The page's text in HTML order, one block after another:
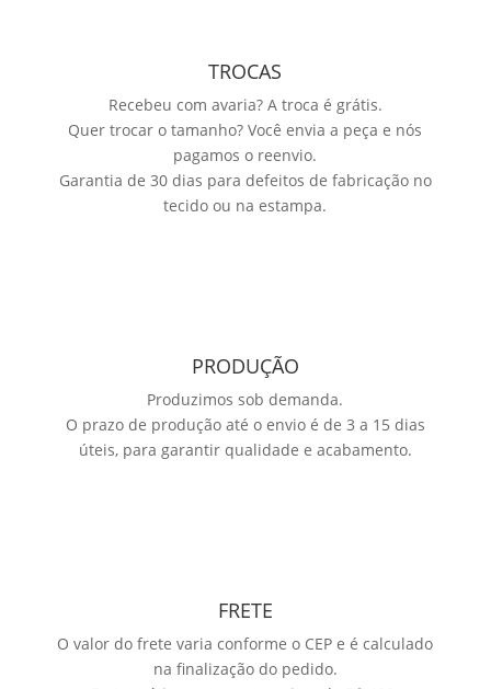
TROCAS
Recebeu com avaria? A troca é grátis.
Quer trocar o tamanho? Você envia a peça e nós
pagamos o reenvio.
Garantia de 30 dias para defeitos de fabricação no
tecido ou na estampa.
PRODUÇÃO
Produzimos sob demanda.
O prazo de produção até o envio é de 3 a 15 dias
úteis, para garantir qualidade e acabamento.
FRETE
O valor do frete varia conforme o CEP e é calculado
na finalização do pedido.